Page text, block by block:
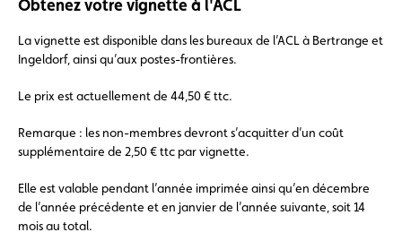
Obtenez votre vignette à l'ACL
La vignette est disponible dans les bureaux de l’ACL à Bertrange et
Ingeldorf, ainsi qu’aux postes-frontières.
Le prix est actuellement de 44,50 € ttc.
Remarque : les non-membres devront s’acquitter d’un coût
supplémentaire de 2,50 € ttc par vignette.
Elle est valable pendant l’année imprimée ainsi qu’en décembre
de l’année précédente et en janvier de l’année suivante, soit 14
mois au total.